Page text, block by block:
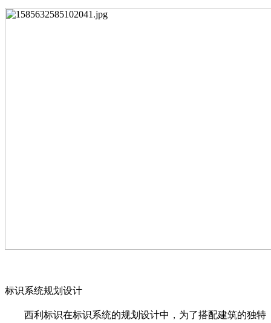
标识系统规划设计
西利标识在标识系统的规划设计中，为了搭配建筑的独特